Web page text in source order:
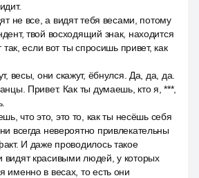
не все, а видят тебя весами, потому
твой восходящий знак, находится
если вот ты спросишь привет, как
весы, они скажут, ёбнулся. Да, да, да.
Привет. Как ты думаешь, кто я, ***,
что это, это то, как ты несёшь себя
всегда невероятно привлекательны
И даже проводилось такое
видят красивыми людей, у которых
именно в весах, то есть они